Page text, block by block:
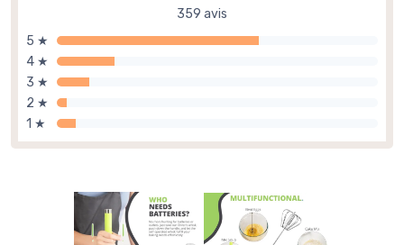
359 avis
5 ★
4 ★
3 ★
2 ★
1 ★